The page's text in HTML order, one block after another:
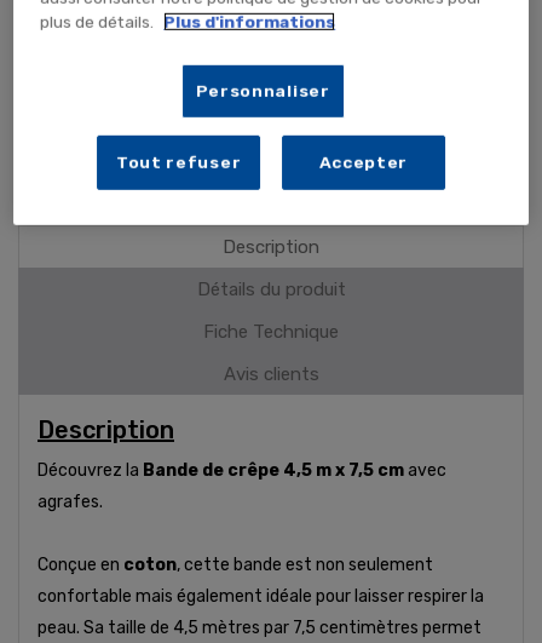
Pour tout type de fixation
Description
Détails du produit
Fiche Technique
Avis clients
Description
Découvrez la Bande de crêpe 4,5 m x 7,5 cm avec
agrafes.
Conçue en coton, cette bande est non seulement
confortable mais également idéale pour laisser respirer la
peau. Sa taille de 4,5 mètres par 7,5 centimètres permet
plus de détails.
Plus d'informations
Personnaliser
Tout refuser Accepter